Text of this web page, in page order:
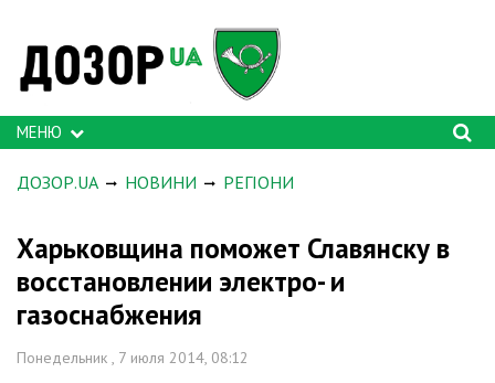
МЕНЮ
ДОЗОР.UA НОВИНИ РЕГІОНИ
Харьковщина поможет Славянску в
восстановлении электро- и
газоснабжения
Понедельник , 7 июля 2014, 08:12